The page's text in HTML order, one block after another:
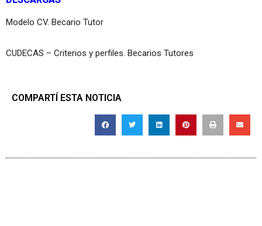
Modelo CV. Becario Tutor
CUDECAS – Criterios y perfiles. Becarios Tutores
COMPARTÍ ESTA NOTICIA